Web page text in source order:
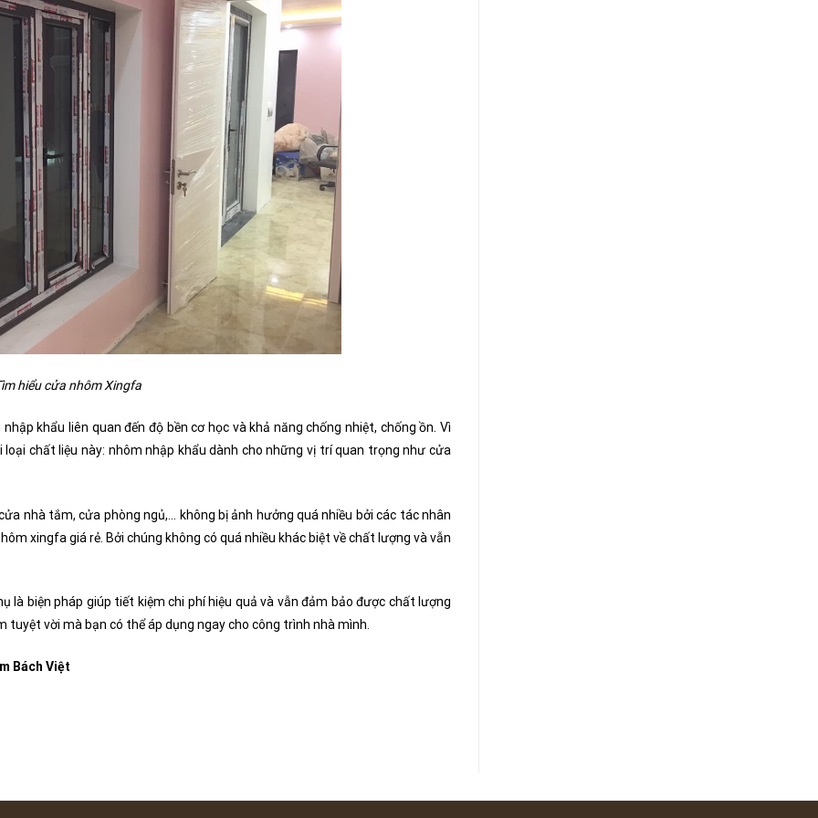
hiểu cửa nhôm Xingfa
khẩu liên quan đến độ bền cơ học và khả năng chống nhiệt, chống ồn. Vì
chất liệu này: nhôm nhập khẩu dành cho những vị trí quan trọng như cửa
nhà tắm, cửa phòng ngủ,… không bị ảnh hưởng quá nhiều bởi các tác nhân
xingfa giá rẻ. Bởi chúng không có quá nhiều khác biệt về chất lượng và vẫn
là biện pháp giúp tiết kiệm chi phí hiệu quả và vẫn đảm bảo được chất lượng
tuyệt vời mà bạn có thể áp dụng ngay cho công trình nhà mình.
Bách Việt